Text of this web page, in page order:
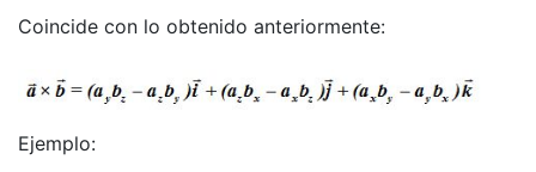
Coincide con lo obtenido anteriormente:
Ejemplo: